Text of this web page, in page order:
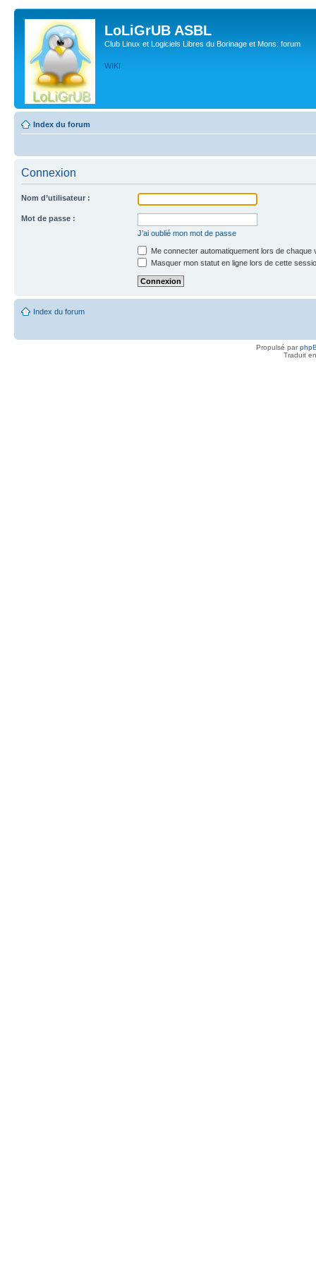
LoLiGrUB ASBL
Club Linux et Logiciels Libres du Borinage et Mons: forum
WIKI
Index du forum
Connexion
Nom d’utilisateur :
Mot de passe :
J’ai oublié mon mot de passe
Me connecter automatiquement lors de chaque
Masquer mon statut en ligne lors de cette
Index du forum
Propulsé par
Traduit